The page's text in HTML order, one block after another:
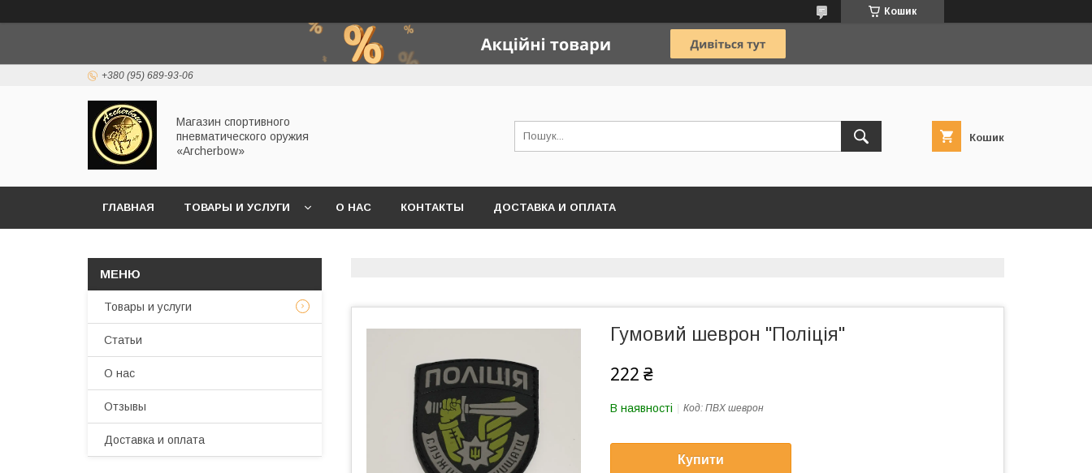
Кошик
+380 (95) 689-93-06
Магазин спортивного
пневматического оружия
«Archerbow»
Кошик
ГЛАВНАЯ ТОВАРЫ И УСЛУГИ О НАС КОНТАКТЫ ДОСТАВКА И ОПЛАТА
Гумовий шеврон "Поліція"
222 ₴
В наявності Код: ПВХ шеврон
Купити
Товары и услуги
Статьи
О нас
Отзывы
Доставка и оплата